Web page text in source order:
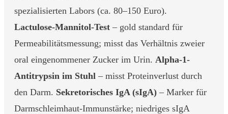
spezialisierten Labors (ca. 80–150 Euro).
Lactulose-Mannitol-Test – gold standard für
Permeabilitätsmessung; misst das Verhältnis zweier
oral eingenommener Zucker im Urin. Alpha-1-
Antitrypsin im Stuhl – misst Proteinverlust durch
den Darm. Sekretorisches IgA (sIgA) – Marker für
Darmschleimhaut-Immunstärke; niedriges sIgA